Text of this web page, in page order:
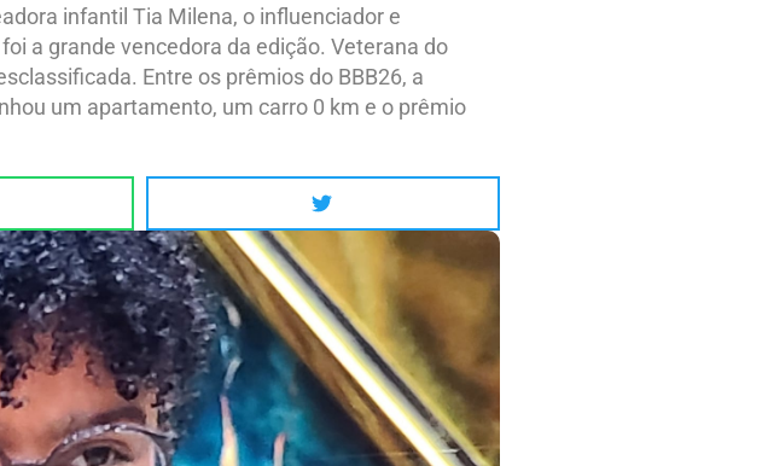
infantil Tia Milena, o influenciador e
a grande vencedora da edição. Veterana do
Entre os prêmios do BBB26, a
um apartamento, um carro 0 km e o prêmio